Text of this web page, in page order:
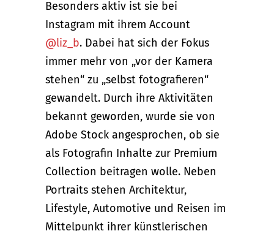
Besonders aktiv ist sie bei
Instagram mit ihrem Account
@liz_b. Dabei hat sich der Fokus
immer mehr von „vor der Kamera
stehen“ zu „selbst fotografieren“
gewandelt. Durch ihre Aktivitäten
bekannt geworden, wurde sie von
Adobe Stock angesprochen, ob sie
als Fotografin Inhalte zur Premium
Collection beitragen wolle. Neben
Portraits stehen Architektur,
Lifestyle, Automotive und Reisen im
Mittelpunkt ihrer künstlerischen